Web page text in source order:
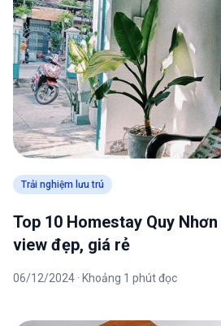
Trải nghiệm lưu trú
Top 10 Homestay Quy
view đẹp, giá rẻ
06/12/2024 · Khoảng 1 phút đọc